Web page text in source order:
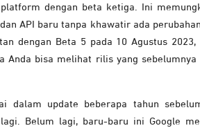
dengan beta ketiga. Ini
API baru tanpa khawatir ada
dengan Beta 5 pada 10 Agustus
Anda bisa melihat rilis yang
dalam update beberapa tahun
Belum lagi, baru-baru ini Google